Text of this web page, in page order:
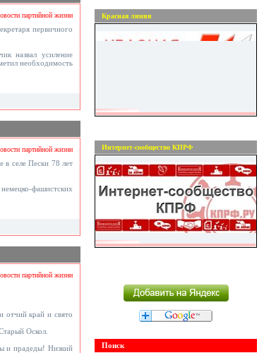
партийной жизни
первичного
назвал усиление
необходимость
партийной жизни
селе Пески 78 лет
фашистских
партийной жизни
отчий край и свято
Оскол.
и прадеды! Низкий
Красная линия
Интернет-сообщество КПРФ
Поиск